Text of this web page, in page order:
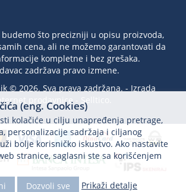
što precizniji u opisu proizvoda,
cena, ali ne možemo garantovati da
kompletne i bez grešaka.
zadržava pravo izmene.
© 2026. Sva prava zadržana. - Izrada
internet prodavnice
Selltico.
(eng. Cookies)
kolačiće u cilju unapređenja pretrage,
personalizacije sadržaja i ciljanog
bolje korisničko iskustvo. Ako nastavite
stranice, saglasni ste sa korišćenjem
Dozvoli sve Prikaži detalje